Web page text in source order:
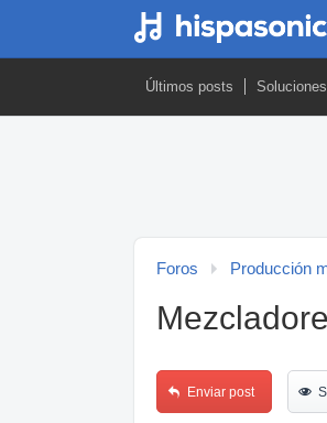
Últimos posts Soluciones
Foros Producción
Enviar post